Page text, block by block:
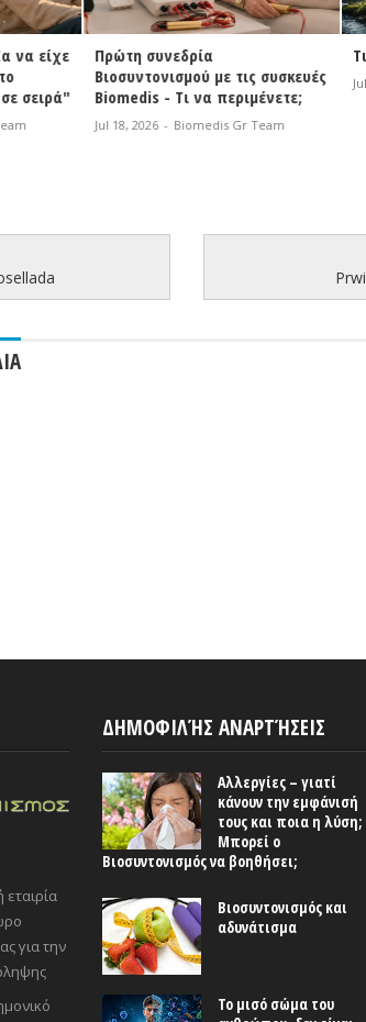
είχε
Πρώτη συνεδρία
Βιοσυντονισμού με τις συσκευές
Biomedis - Τι να περιμένετε;
Jul 18, 2026 - Biomedis Gr Team
Τι
Jul
για την
ΔΗΜΟΦΙΛΉΣ ΑΝΑΡΤΉΣΕΙΣ
Αλλεργίες – γιατί
κάνουν την εμφάνισή
τους και ποια η λύση;
Μπορεί ο
Βιοσυντονισμός να βοηθήσει;
Βιοσυντονισμός και
αδυνάτισμα
Το μισό σώμα του